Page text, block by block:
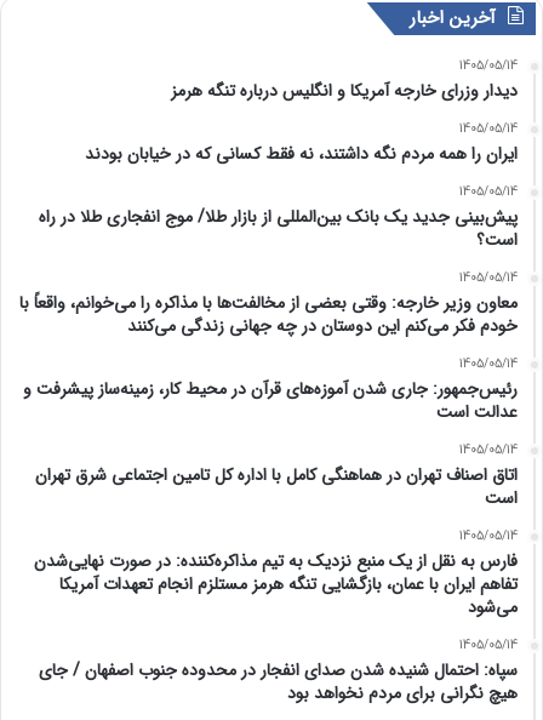
آخرین اخبار
1405/05/14
دیدار وزرای خارجه آمریکا و انگلیس درباره تنگه هرمز
1405/05/14
ایران را همه مردم نگه داشتند، نه فقط کسانی که در خیابان بودند
1405/05/14
پیش‌بینی جدید یک بانک بین‌المللی از بازار طلا/ موج انفجاری طلا در راه
است؟
1405/05/14
معاون وزیر خارجه: وقتی بعضی از مخالفت‌ها با مذاکره را می‌خوانم، واقعاً با
خودم فکر می‌کنم این دوستان در چه جهانی زندگی می‌کنند
1405/05/14
رئیس‌جمهور: جاری شدن آموزه‌های قرآن در محیط کار، زمینه‌ساز پیشرفت و
عدالت است
1405/05/14
اتاق اصناف تهران در هماهنگی کامل با اداره کل تامین اجتماعی شرق تهران
است
1405/05/14
فارس به نقل از یک منبع نزدیک به تیم مذاکره‌کننده: در صورت نهایی‌شدن
تفاهم ایران با عمان، بازگشایی تنگه هرمز مستلزم انجام تعهدات آمریکا
می‌شود
1405/05/14
سپاه: احتمال شنیده شدن صدای انفجار در محدوده جنوب اصفهان / جای
هیچ نگرانی برای مردم نخواهد بود